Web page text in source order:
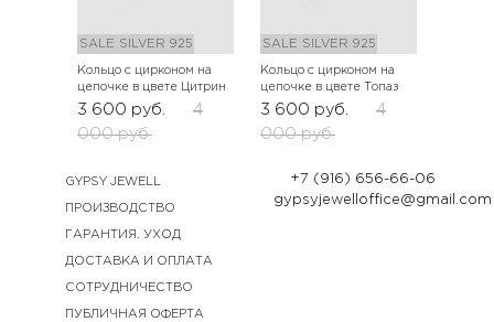
SALE SILVER 925
Кольцо с цирконом на
цепочке в цвете Цитрин
3 600 руб.
4
000 руб.
SALE SILVER 925
Кольцо с цирконом на
цепочке в цвете Топаз
3 600 руб.
4
000 руб.
GYPSY JEWELL
ПРОИЗВОДСТВО
ГАРАНТИЯ. УХОД
ДОСТАВКА И ОПЛАТА
СОТРУДНИЧЕСТВО
ПУБЛИЧНАЯ ОФЕРТА
+7 (916) 656-66-06
gypsyjewelloffice@gmail.com